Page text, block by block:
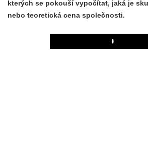
kterých se pokouší vypočítat, jaká je
nebo teoretická cena společnosti.
Play